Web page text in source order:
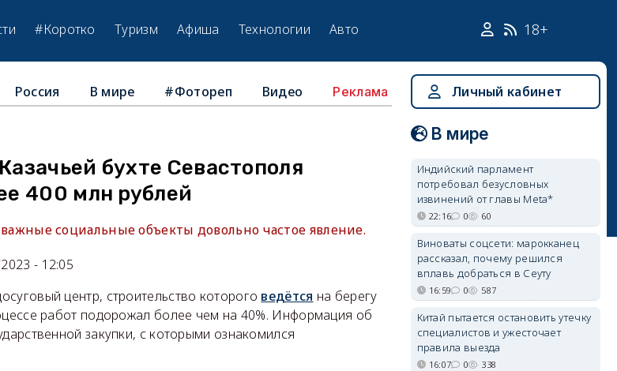
#Коротко Туризм Афиша Технологии Авто 18+
Россия В мире #Фотореп Видео Реклама
бухте Севастополя
400 млн рублей
социальные объекты довольно частое явление.
- 12:05
центр, строительство которого ведётся на берегу
работ подорожал более чем на 40%. Информация об
закупки, с которыми ознакомился
Личный кабинет
В мире
Индийский парламент
потребовал безусловных
извинений от главы Meta*
22:16 0 60
Виноваты соцсети: марокканец
рассказал, почему решился
вплавь добраться в Сеуту
16:59 0 587
Китай пытается остановить утечку
специалистов и ужесточает
правила выезда
16:07 0 338